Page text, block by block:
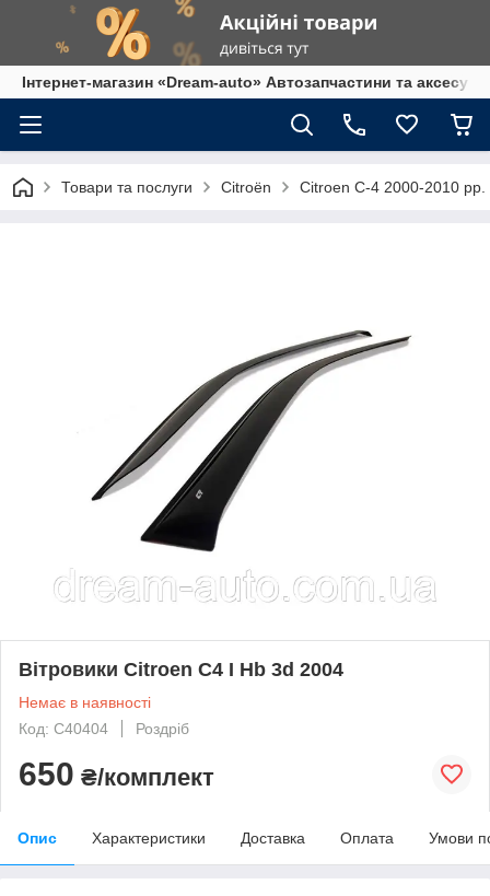
Інтернет-магазин «Dream-auto» Автозапчастини та
Товари та послуги Citroën Citroen C-4 2000-2010 рр.
Вітровики Citroen C4 I Hb 3d 2004
Немає в наявності
Код: C40404
Роздріб
650 ₴/комплект
Опис Характеристики Доставка Оплата Умови